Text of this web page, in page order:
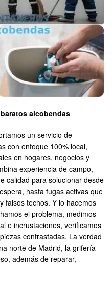
alcobendas
un servicio de
con enfoque 100% local,
en hogares, negocios y
experiencia de campo,
calidad para solucionar desde
hasta fugas activas que
falsos techos. Y lo hacemos
el problema, medimos
e incrustaciones, verificamos
contrastadas. La verdad
norte de Madrid, la grifería
además de reparar,